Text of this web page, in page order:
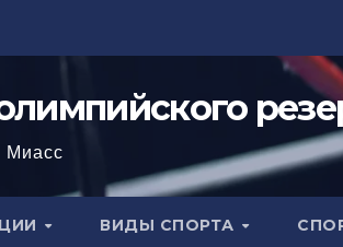
Миасс
ВИДЫ СПОРТА